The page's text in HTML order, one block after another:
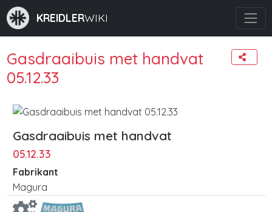
KREIDLERWIKI
Gasdraaibuis met handvat
05.12.33
Gasdraaibuis met handvat
05.12.33
Fabrikant
Magura